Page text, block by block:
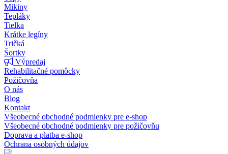
Mikiny
Tepláky
Tielka
Krátke legíny
Tričká
Šortky
Výpredaj
Rehabilitačné pomôcky
Požičovňa
O nás
Blog
Kontakt
Všeobecné obchodné podmienky pre e-shop
Všeobecné obchodné podmienky pre požičovňu
Doprava a platba e-shop
Ochrana osobných údajov